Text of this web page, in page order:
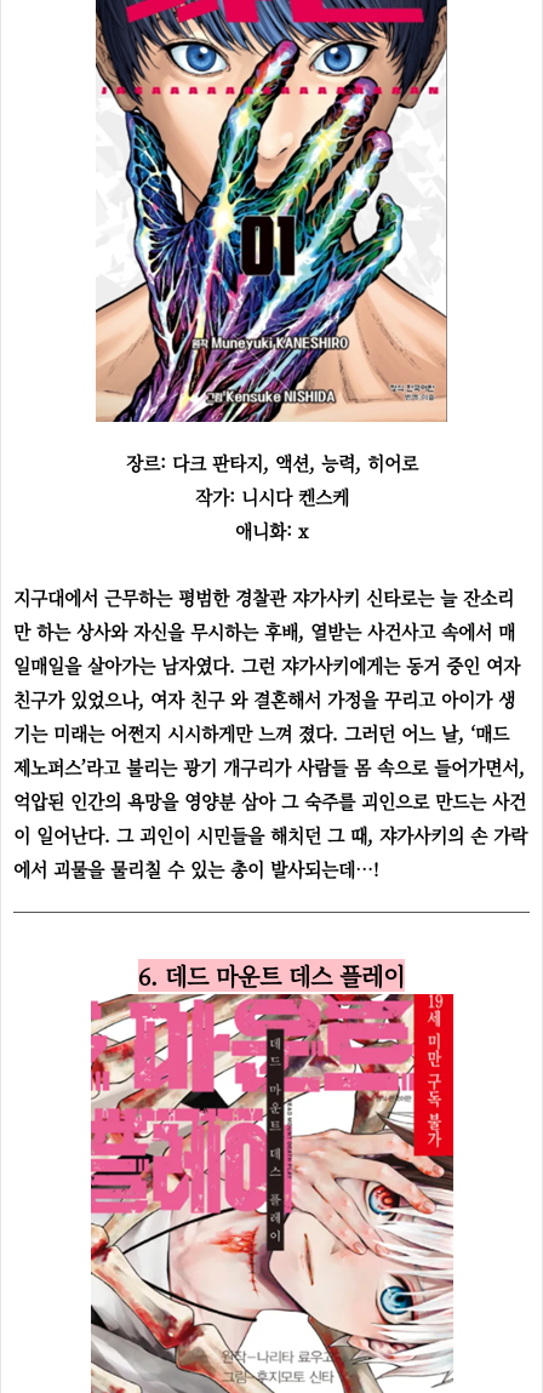
장르: 다크 판타지, 액션, 능력, 히어로
작가: 니시다 켄스케
애니화: x
지구대에서 근무하는 평범한 경찰관 쟈가사키 신타로는 늘 잔소리
만 하는 상사와 자신을 무시하는 후배, 열받는 사건사고 속에서 매
일매일을 살아가는 남자였다. 그런 쟈가사키에게는 동거 중인 여자
친구가 있었으나, 여자 친구 와 결혼해서 가정을 꾸리고 아이가 생
기는 미래는 어쩐지 시시하게만 느껴 졌다. 그러던 어느 날, ‘매드
제노퍼스’라고 불리는 광기 개구리가 사람들 몸 속으로 들어가면서,
억압된 인간의 욕망을 영양분 삼아 그 숙주를 괴인으로 만드는 사건
이 일어난다. 그 괴인이 시민들을 해치던 그 때, 쟈가사키의 손 가락
에서 괴물을 물리칠 수 있는 총이 발사되는데…!
6. 데드 마운트 데스 플레이